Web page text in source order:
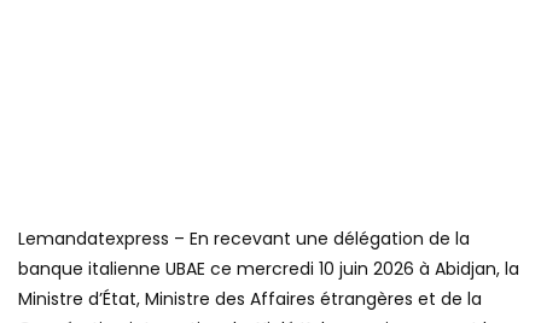
Lemandatexpress – En recevant une délégation de la
banque italienne UBAE ce mercredi 10 juin 2026 à Abidjan, la
Ministre d’État, Ministre des Affaires étrangères et de la